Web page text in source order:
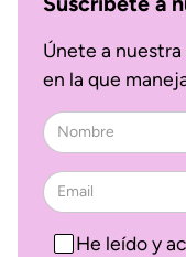
Únete a
en la que
He leído y